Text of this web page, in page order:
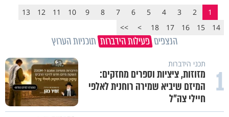
1
2
3
4
5
6
7
8
9
10
11
12
13
14
15
16
17
18
>
>>
הנצפים פעילות הידברות תוכניות הערוץ
1 תכני הידברות
מזוזות, ציציות וספרים מחזקים:
המיזם שיביא שמירה רוחנית לאלפי
חיילי צה"ל